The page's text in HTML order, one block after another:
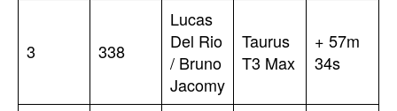
3 338
Lucas
Del Rio
/ Bruno
Jacomy
Taurus
T3 Max
+ 57m
34s